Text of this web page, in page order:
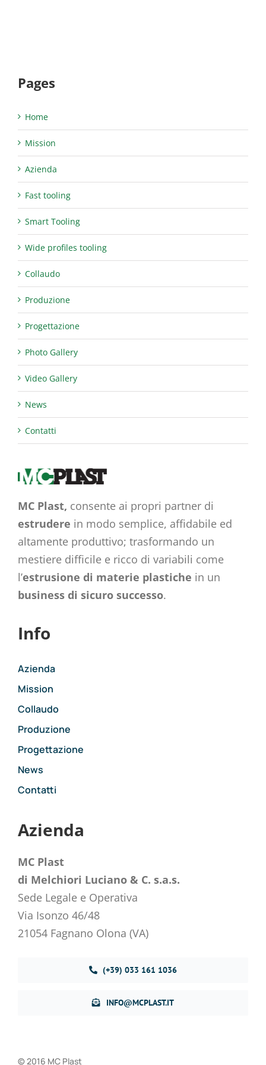
Pages
Home
Mission
Azienda
Fast tooling
Smart Tooling
Wide profiles tooling
Collaudo
Produzione
Progettazione
Photo Gallery
Video Gallery
News
Contatti
MC Plast, consente ai propri partner di
estrudere in modo semplice, affidabile ed
altamente produttivo; trasformando un
mestiere difficile e ricco di variabili come
l’estrusione di materie plastiche in un
business di sicuro successo.
Info
Azienda
Mission
Collaudo
Produzione
Progettazione
News
Contatti
Azienda
MC Plast
di Melchiori Luciano & C. s.a.s.
Sede Legale e Operativa
Via Isonzo 46/48
21054 Fagnano Olona (VA)
(+39) 033 161 1036
INFO@MCPLAST.IT
© 2016 MC Plast